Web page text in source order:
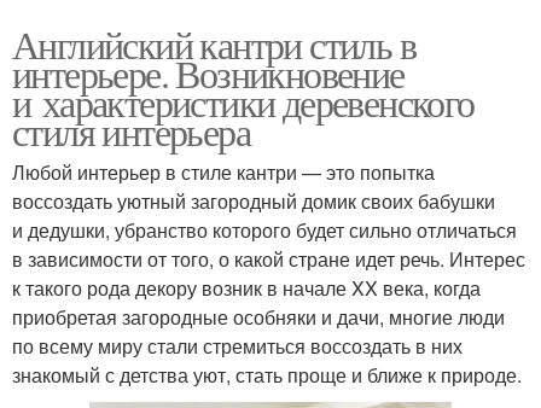
Английский кантри стиль в
интерьере. Возникновение
и характеристики деревенского
стиля интерьера
Любой интерьер в стиле кантри — это попытка
воссоздать уютный загородный домик своих бабушки
и дедушки, убранство которого будет сильно отличаться
в зависимости от того, о какой стране идет речь. Интерес
к такого рода декору возник в начале XX века, когда
приобретая загородные особняки и дачи, многие люди
по всему миру стали стремиться воссоздать в них
знакомый с детства уют, стать проще и ближе к природе.